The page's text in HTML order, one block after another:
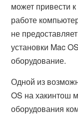
может привести
работе
не
установки Mac
оборудование.
Одной из
OS на хакинтош
оборудования